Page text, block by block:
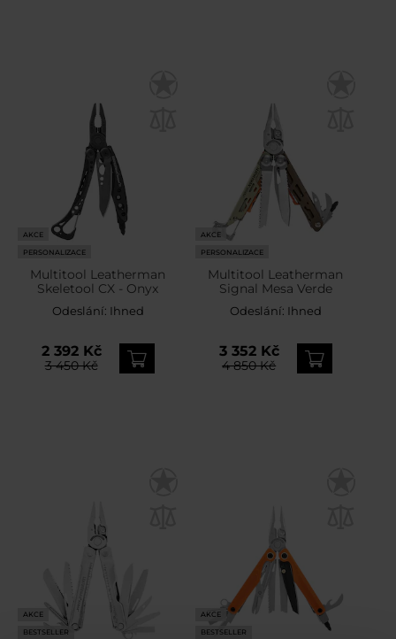
AKCE
PERSONALIZACE
Multitool Leatherman
Skeletool CX - Onyx
Odeslání: Ihned
2 392 Kč
3 450 Kč
AKCE
PERSONALIZACE
Multitool Leatherman
Signal Mesa Verde
Odeslání: Ihned
3 352 Kč
4 850 Kč
AKCE
BESTSELLER
AKCE
BESTSELLER